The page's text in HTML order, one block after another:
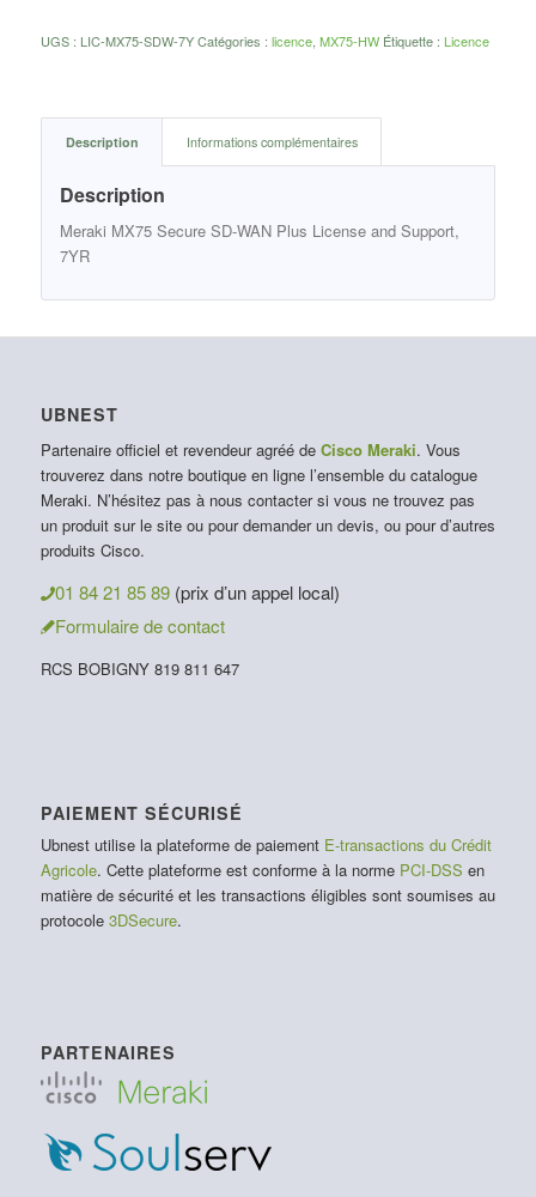
UGS : LIC-MX75-SDW-7Y Catégories : licence, MX75-HW Étiquette : Licence
Description Informations complémentaires
Description
Meraki MX75 Secure SD-WAN Plus License and Support,
7YR
UBNEST
Partenaire officiel et revendeur agréé de Cisco Meraki. Vous
trouverez dans notre boutique en ligne l’ensemble du catalogue
Meraki. N’hésitez pas à nous contacter si vous ne trouvez pas
un produit sur le site ou pour demander un devis, ou pour d’autres
produits Cisco.
01 84 21 85 89 (prix d’un appel local)
Formulaire de contact
RCS BOBIGNY 819 811 647
PAIEMENT SÉCURISÉ
Ubnest utilise la plateforme de paiement E-transactions du Crédit
Agricole. Cette plateforme est conforme à la norme PCI-DSS en
matière de sécurité et les transactions éligibles sont soumises au
protocole 3DSecure.
PARTENAIRES